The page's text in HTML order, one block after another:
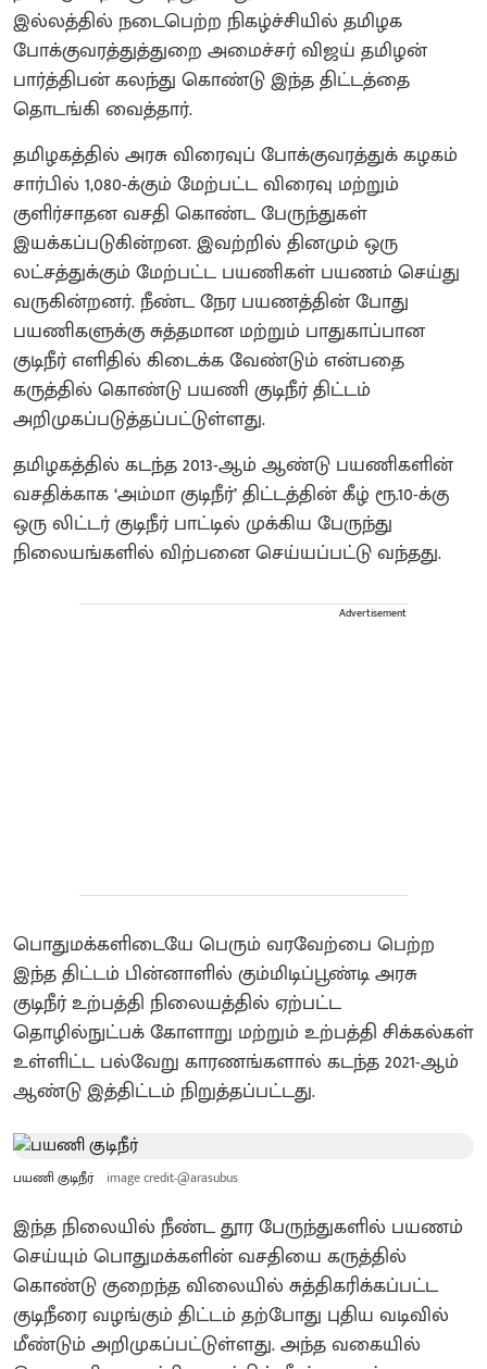
இல்லத்தில் நடைபெற்ற நிகழ்ச்சியில் தமிழக
போக்குவரத்துத்துறை அமைச்சர் விஜய் தமிழன்
பார்த்திபன் கலந்து கொண்டு இந்த திட்டத்தை
தொடங்கி வைத்தார்.
தமிழகத்தில் அரசு விரைவுப் போக்குவரத்துக் கழகம்
சார்பில் 1,080-க்கும் மேற்பட்ட விரைவு மற்றும்
குளிர்சாதன வசதி கொண்ட பேருந்துகள்
இயக்கப்படுகின்றன. இவற்றில் தினமும் ஒரு
லட்சத்துக்கும் மேற்பட்ட பயணிகள் பயணம் செய்து
வருகின்றனர். நீண்ட நேர பயணத்தின் போது
பயணிகளுக்கு சுத்தமான மற்றும் பாதுகாப்பான
குடிநீர் எளிதில் கிடைக்க வேண்டும் என்பதை
கருத்தில் கொண்டு பயணி குடிநீர் திட்டம்
அறிமுகப்படுத்தப்பட்டுள்ளது.
தமிழகத்தில் கடந்த 2013-ஆம் ஆண்டு பயணிகளின்
வசதிக்காக ‘அம்மா குடிநீர்’ திட்டத்தின் கீழ் ரூ.10-க்கு
ஒரு லிட்டர் குடிநீர் பாட்டில் முக்கிய பேருந்து
நிலையங்களில் விற்பனை செய்யப்பட்டு வந்தது.
Advertisement
பொதுமக்களிடையே பெரும் வரவேற்பை பெற்ற
இந்த திட்டம் பின்னாளில் கும்மிடிப்பூண்டி அரசு
குடிநீர் உற்பத்தி நிலையத்தில் ஏற்பட்ட
தொழில்நுட்பக் கோளாறு மற்றும் உற்பத்தி சிக்கல்கள்
உள்ளிட்ட பல்வேறு காரணங்களால் கடந்த 2021-ஆம்
ஆண்டு இத்திட்டம் நிறுத்தப்பட்டது.
பயணி குடிநீர் image credit-@arasubus
இந்த நிலையில் நீண்ட தூர பேருந்துகளில் பயணம்
செய்யும் பொதுமக்களின் வசதியை கருத்தில்
கொண்டு குறைந்த விலையில் சுத்திகரிக்கப்பட்ட
குடிநீரை வழங்கும் திட்டம் தற்போது புதிய வடிவில்
மீண்டும் அறிமுகப்பட்டுள்ளது. அந்த வகையில்